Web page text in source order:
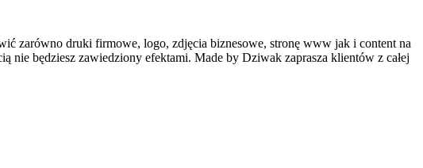
zarówno druki firmowe, logo, zdjęcia biznesowe, stronę www jak i content na
nie będziesz zawiedziony efektami. Made by Dziwak zaprasza klientów z całej